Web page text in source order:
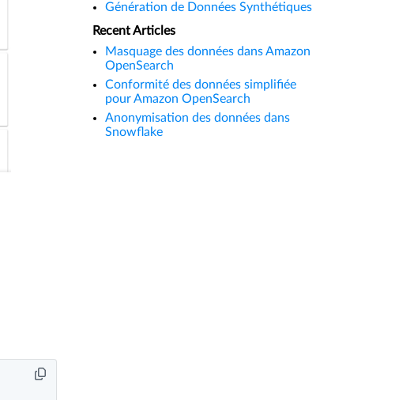
Génération de Données Synthétiques
Recent Articles
Masquage des données dans Amazon
OpenSearch
Conformité des données simplifiée
pour Amazon OpenSearch
Anonymisation des données dans
Snowflake